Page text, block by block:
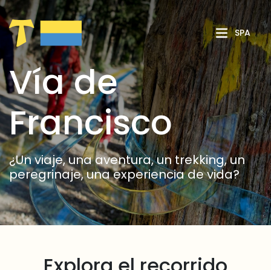
Saltar al contenido principal
SPA
Vía de
Francisco
¿Un viaje, una aventura, un trekking, un
peregrinaje, una experiencia de vida?